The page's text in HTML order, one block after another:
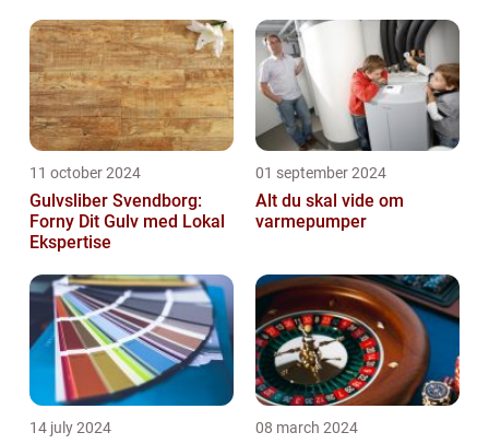
11 october 2024
Gulvsliber Svendborg:
Forny Dit Gulv med Lokal
Ekspertise
01 september 2024
Alt du skal vide om
varmepumper
14 july 2024 08 march 2024